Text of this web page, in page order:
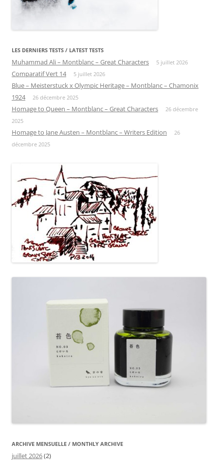
LES DERNIERS TESTS / LATEST TESTS
Muhammad Ali – Montblanc – Great Characters 5 juillet 2026
Comparatif Vert 14 5 juillet 2026
Blue – Meisterstuck x Olympic Heritage – Montblanc – Chamonix
1924
26 décembre 2025
Homage to Queen – Montblanc – Great Characters
26 décembre
2025
Homage to Jane Austen – Montblanc – Writers Edition
26
décembre 2025
ARCHIVE MENSUELLE / MONTHLY ARCHIVE
juillet 2026(2)